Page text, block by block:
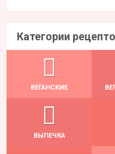
Категории
ВЕГАНСКИЕ
ВЫПЕЧКА